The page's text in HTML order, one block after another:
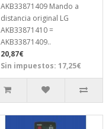
AKB33871409 Mando a
distancia original LG
AKB33871410 =
AKB33871409..
20,87€
Sin impuestos: 17,25€